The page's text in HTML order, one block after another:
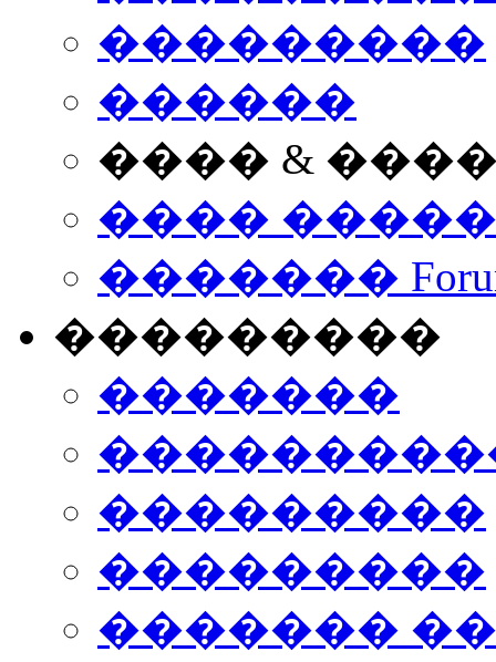
���������
������
���� &
����
�������
���������
�������
���������
���������
�������